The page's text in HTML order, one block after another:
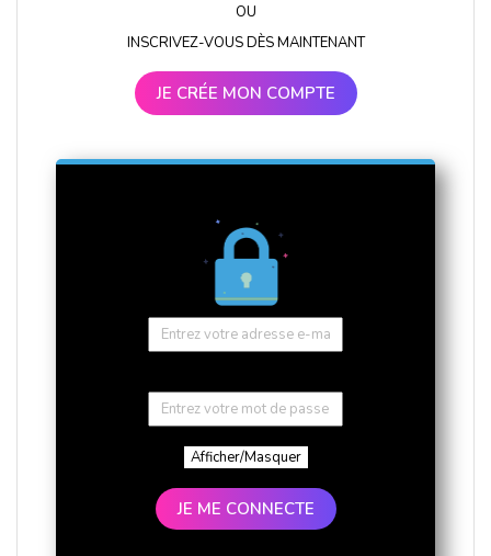
OU
INSCRIVEZ-VOUS DÈS MAINTENANT
JE CRÉE MON COMPTE
Afficher/Masquer
JE ME CONNECTE